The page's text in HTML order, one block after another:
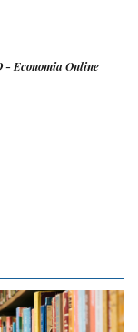
- Economia Online